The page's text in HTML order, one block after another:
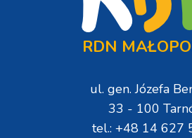
RDN
ul. gen. Józefa
33 - 100
tel.: +48 14 627